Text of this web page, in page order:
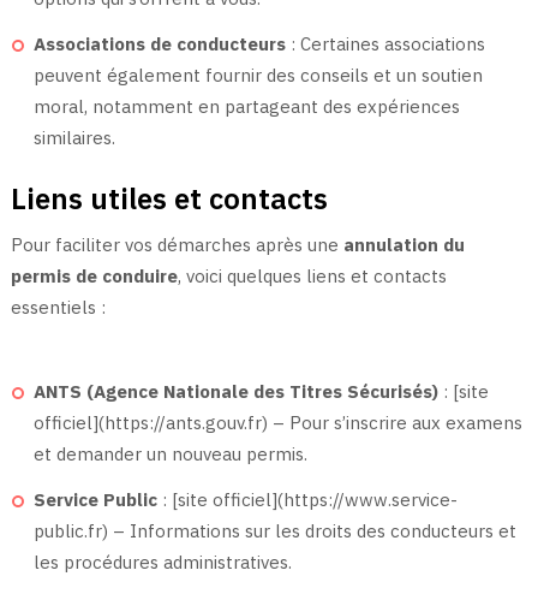
Associations de conducteurs : Certaines associations
peuvent également fournir des conseils et un soutien
moral, notamment en partageant des expériences
similaires.
Liens utiles et contacts
Pour faciliter vos démarches après une annulation du
permis de conduire, voici quelques liens et contacts
essentiels :
ANTS (Agence Nationale des Titres Sécurisés) : [site
officiel](https://ants.gouv.fr) – Pour s’inscrire aux examens
et demander un nouveau permis.
Service Public : [site officiel](https://www.service-
public.fr) – Informations sur les droits des conducteurs et
les procédures administratives.